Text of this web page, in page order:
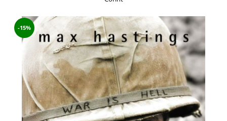
Cărți pentru tineri
Creșterea copilului
Dezvoltare Personală
Diete și Fitness
Familie și Cuplu
Hobby și Divertisment
Istorie și Civilizații
-15%